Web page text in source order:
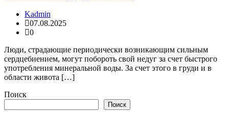
Kadmin
07.08.2025
0
Люди, страдающие периодически возникающим сильным
сердцебиением, могут побороть свой недуг за счет быстрого
употребления минеральной воды. За счет этого в груди и в
области живота […]
Поиск
Поиск